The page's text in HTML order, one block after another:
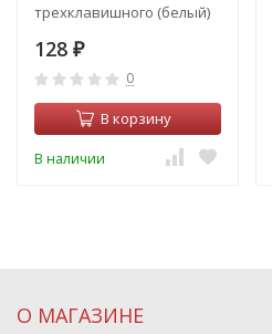
трехклавишного (белый)
128 ₽
0
В корзину
В наличии
О МАГАЗИНЕ